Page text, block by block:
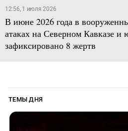
12:56, 1 июля 2026
В июне 2026 года в
атаках на Северном Кавказе и
зафиксировано 8 жертв
ТЕМЫ ДНЯ